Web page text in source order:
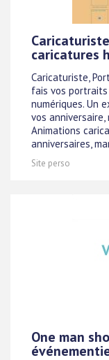
caricatures
Caricaturiste,
fais vos
numériques. Un
vos
Animations
anniversaires,
Site perso
One man